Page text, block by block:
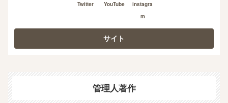
Twitter YouTube
instagra
m
管理人著作